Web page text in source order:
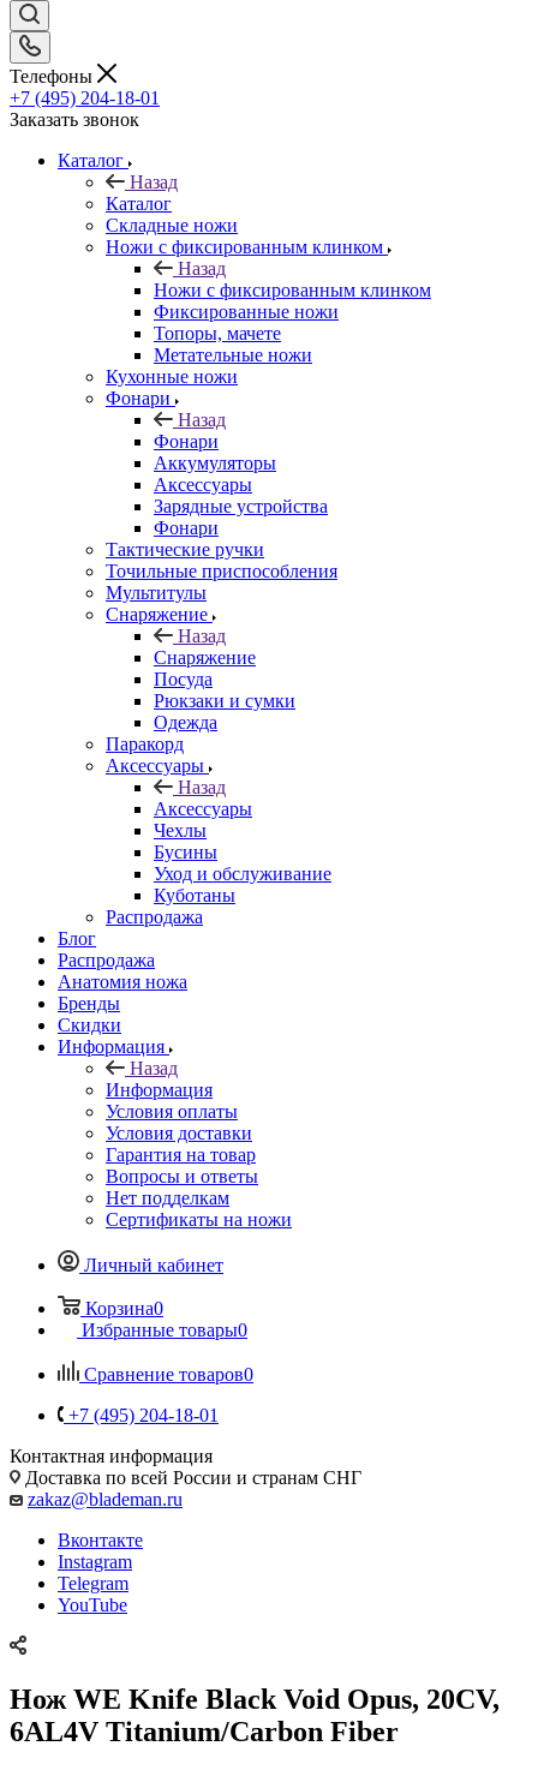
Телефоны
+7 (495) 204-18-01
Заказать звонок
Каталог
Назад
Каталог
Складные ножи
Ножи с фиксированным клинком
Назад
Ножи с фиксированным клинком
Фиксированные ножи
Топоры, мачете
Метательные ножи
Кухонные ножи
Фонари
Назад
Фонари
Аккумуляторы
Аксессуары
Зарядные устройства
Фонари
Тактические ручки
Точильные приспособления
Мультитулы
Снаряжение
Назад
Снаряжение
Посуда
Рюкзаки и сумки
Одежда
Паракорд
Аксессуары
Назад
Аксессуары
Чехлы
Бусины
Уход и обслуживание
Куботаны
Распродажа
Блог
Распродажа
Анатомия ножа
Бренды
Скидки
Информация
Назад
Информация
Условия оплаты
Условия доставки
Гарантия на товар
Вопросы и ответы
Нет подделкам
Сертификаты на ножи
Личный кабинет
Корзина0
Избранные товары0
Сравнение товаров0
+7 (495) 204-18-01
Контактная информация
Доставка по всей России и странам СНГ
zakaz@blademan.ru
Вконтакте
Instagram
Telegram
YouTube
Нож WE Knife Black Void Opus, 20CV,
6AL4V Titanium/Carbon Fiber